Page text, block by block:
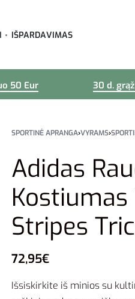
IŠPARDAVIMAS
50 Eur 30 d.
SPORTINĖ APRANGA›VYRAMS›
Adidas
Kostiumas
Stripes
72,95€
Išsiskirkite iš minios su